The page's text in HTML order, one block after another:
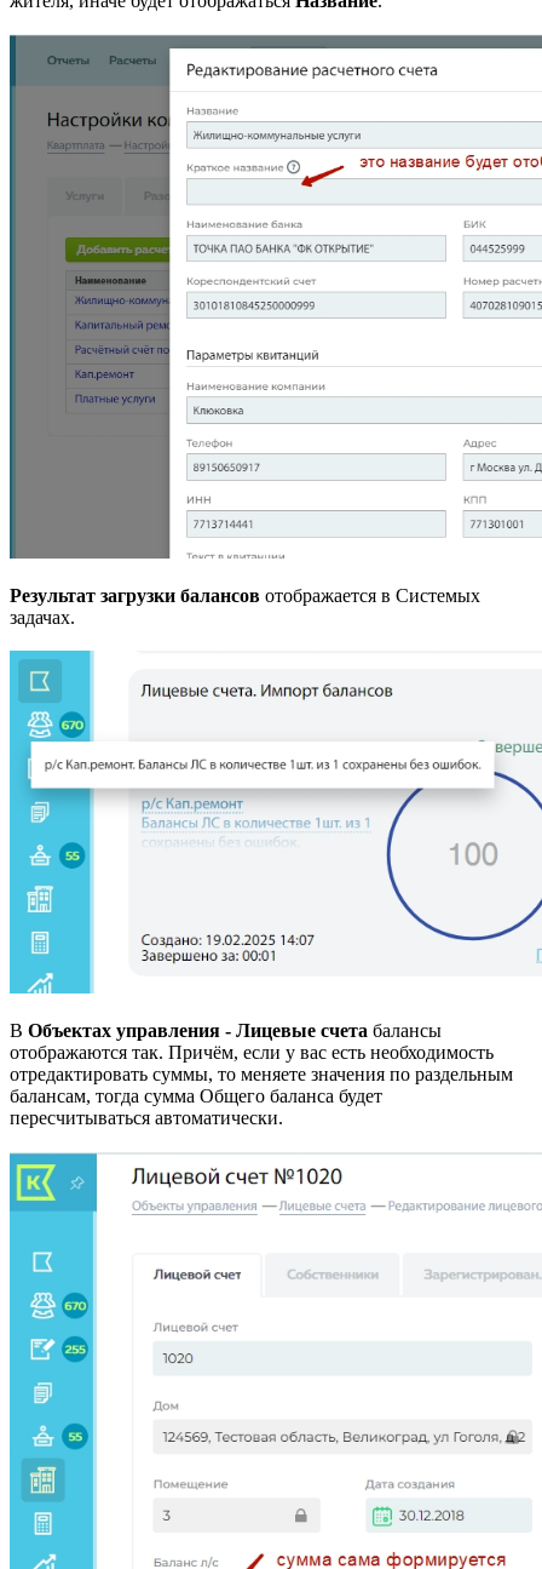
Результат загрузки балансов отображается в Системых
задачах.
В Объектах управления - Лицевые счета балансы
отображаются так. Причём, если у вас есть необходимость
отредактировать суммы, то меняете значения по раздельным
балансам, тогда сумма Общего баланса будет
пересчитываться автоматически.